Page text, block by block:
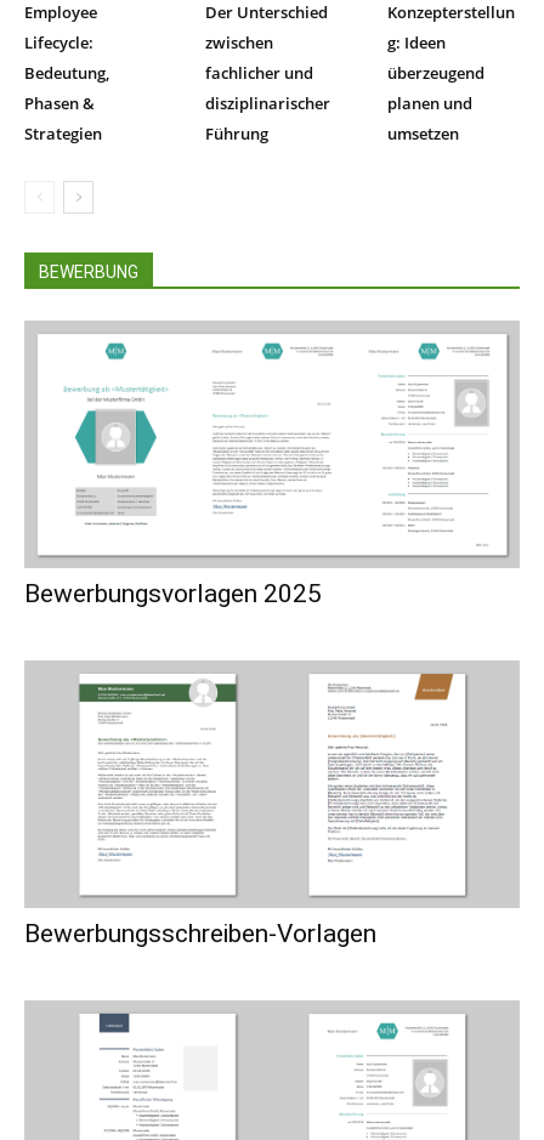
Employee
Lifecycle:
Bedeutung,
Phasen &
Strategien
Der Unterschied
zwischen
fachlicher und
disziplinarischer
Führung
Konzepterstellun
g: Ideen
überzeugend
planen und
umsetzen
BEWERBUNG
Bewerbungsvorlagen 2025
Bewerbungsschreiben-Vorlagen